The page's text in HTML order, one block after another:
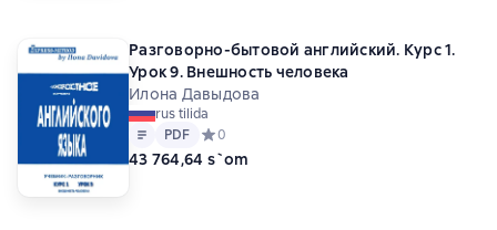
Разговорно-бытовой английский. Курс 1.
Урок 9. Внешность человека
Илона Давыдова
rus tilida
Matn
PDF
PDF Средний рейтинг 0 на основе 0 оценок
0
43 764,64 s`om